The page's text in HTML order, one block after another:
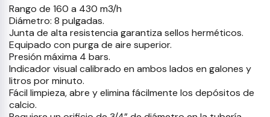
Rango de 160 a 430 m3/h
Diámetro: 8 pulgadas.
Junta de alta resistencia garantiza sellos herméticos.
Equipado con purga de aire superior.
Presión máxima 4 bars.
Indicador visual calibrado en ambos lados en galones y
litros por minuto.
Fácil limpieza, abre y elimina fácilmente los depósitos de
calcio.